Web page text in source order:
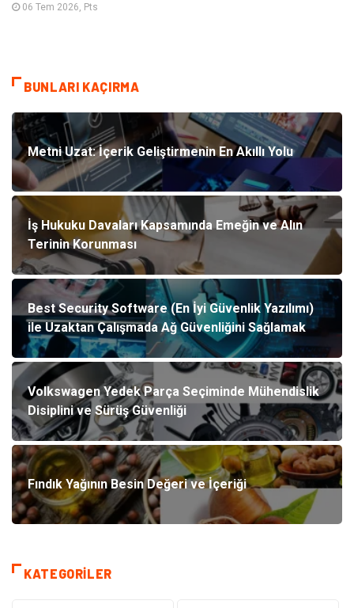
06 Tem 2026, Pts
BUNLARI KAÇIRMA
Metni Uzat: İçerik Geliştirmenin En Akıllı Yolu
İş Hukuku Davaları Kapsamında Emeğin ve Alın
Terinin Korunması
Best Security Software (En İyi Güvenlik Yazılımı)
ile Uzaktan Çalışmada Ağ Güvenliğini Sağlamak
Volkswagen Yedek Parça Seçiminde Mühendislik
Disiplini ve Sürüş Güvenliği
Fındık Yağının Besin Değeri ve İçeriği
KATEGORILER